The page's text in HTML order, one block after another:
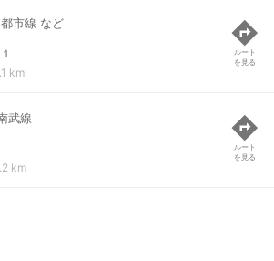
市線 など
km
ルート
を見る
武線
km
ルート
を見る